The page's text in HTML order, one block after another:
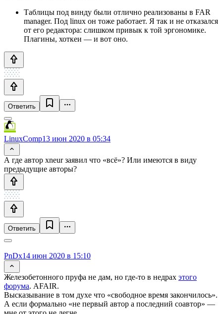
Таблицы под винду были отлично реализованы в FAR
manager. Под linux он тоже работает. Я так и не отказался
от его редактора: слишком привык к той эргономике.
Плагины, хоткеи — и вот оно.
Ответить
LinuxComp13 июн 2020 в 05:34
А где автор xneur заявил что «всё»? Или имеются в виду
предыдущие авторы?
Ответить
PnDx14 июн 2020 в 15:10
Железобетонного пруфа не дам, но где-то в недрах этого
форума. AFAIR.
Высказывание в том духе что «свободное время закончилось».
А если формально «не первый автор а последний соавтор» —